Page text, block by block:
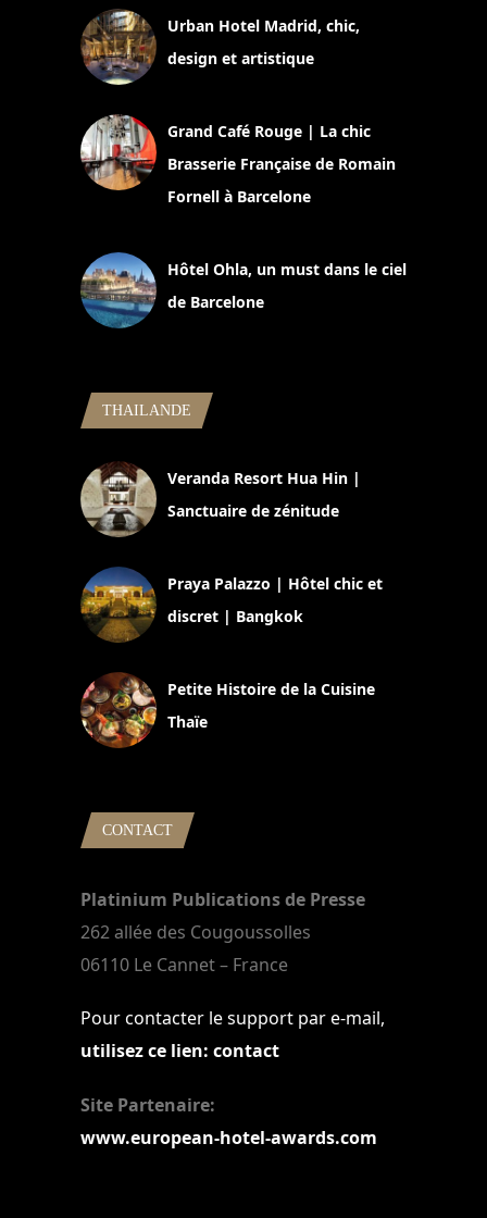
Urban Hotel Madrid, chic,
design et artistique
Grand Café Rouge | La chic
Brasserie Française de Romain
Fornell à Barcelone
Hôtel Ohla, un must dans le ciel
de Barcelone
THAILANDE
Veranda Resort Hua Hin |
Sanctuaire de zénitude
Praya Palazzo | Hôtel chic et
discret | Bangkok
Petite Histoire de la Cuisine
Thaïe
CONTACT
Platinium Publications de Presse
262 allée des Cougoussolles
06110 Le Cannet – France
Pour contacter le support par e-mail,
utilisez ce lien: contact
Site Partenaire:
www.european-hotel-awards.com